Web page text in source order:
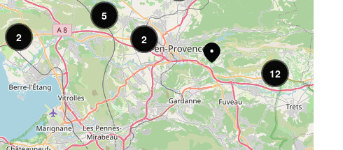
12
2
5
2